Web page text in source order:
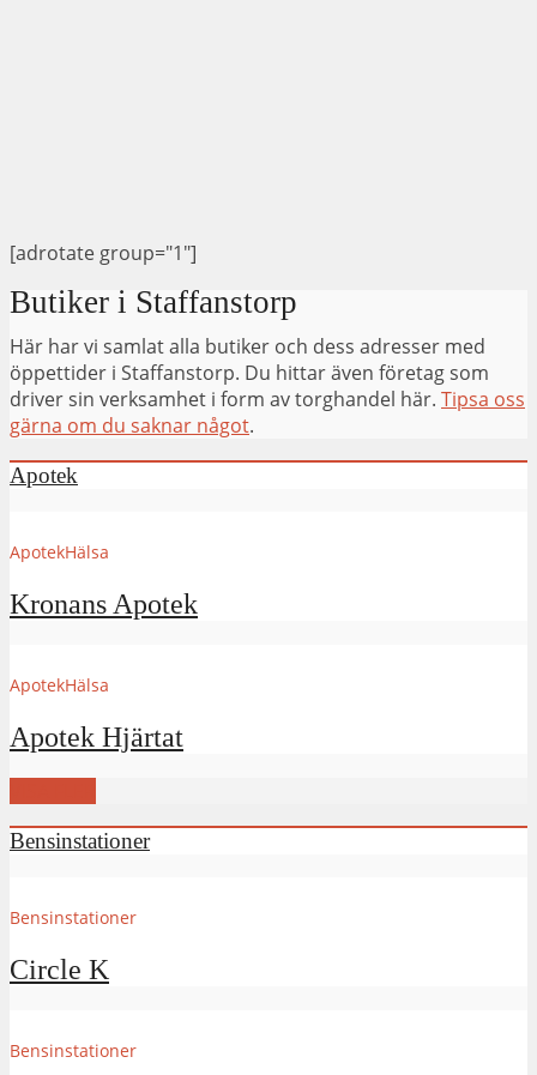
[adrotate group="1"]
Butiker i Staffanstorp
Här har vi samlat alla butiker och dess adresser med
öppettider i Staffanstorp. Du hittar även företag som
driver sin verksamhet i form av torghandel här. Tipsa oss
gärna om du saknar något.
Apotek
ApotekHälsa
Kronans Apotek
ApotekHälsa
Apotek Hjärtat
Bensinstationer
Bensinstationer
Circle K
Bensinstationer